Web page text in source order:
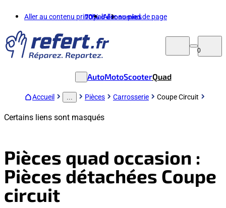
Aller au contenu principalAller au pied de page
70%d'économies
0
AutoMotoScooterQuad
Accueil Pièces Carrosserie Coupe Circuit
Certains liens sont masqués
Pièces quad occasion :
Pièces détachées Coupe
circuit